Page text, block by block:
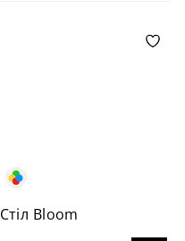
Стіл Bloom